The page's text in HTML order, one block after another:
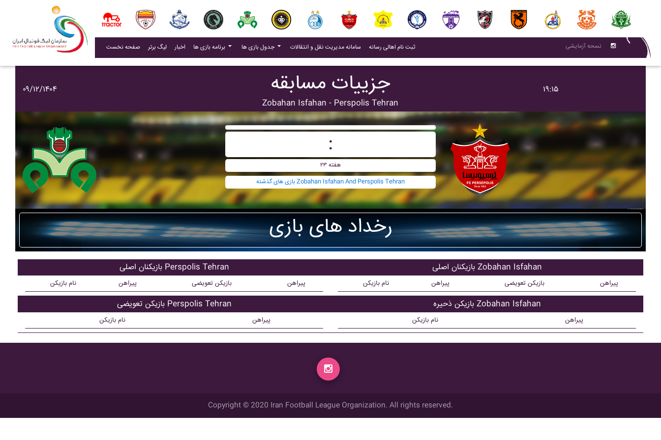
صفحه نخست لیگ برتر اخبار(current) برنامه بازی ها جدول بازی ها سامانه مدیریت نقل و انتقالات (current)
ثبت نام اهالی رسانه(current) نسحه آزمایشی
۰۹/۱۲/۱۴۰۴ جزییات مسابقه
Zobahan Isfahan - Perspolis Tehran
۱۹:۱۵
:
هفته ۲۳
بازی های گذشته Zobahan Isfahan And Perspolis Tehran
رخداد های بازی
بازیکنان اصلی Perspolis Tehran
نام بازیکن پیراهن بازیکن تعویضی پیراهن
بازیکن تعویضی Perspolis Tehran
نام بازیکن پیراهن
بازیکنان اصلی Zobahan Isfahan
نام بازیکن پیراهن بازیکن تعویضی پیراهن
بازیکن ذحیره Zobahan Isfahan
نام بازیکن پیراهن
Copyright © 2020 Iran Football League Organization. All rights reserved.